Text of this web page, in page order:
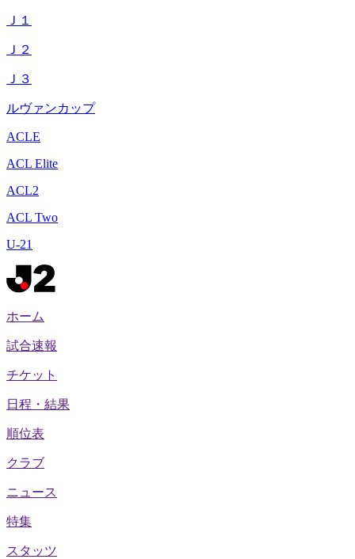
Ｊ１
Ｊ２
Ｊ３
ルヴァンカップ
ACLE
ACL Elite
ACL2
ACL Two
U-21
ホーム
試合速報
チケット
日程・結果
順位表
クラブ
ニュース
特集
スタッツ